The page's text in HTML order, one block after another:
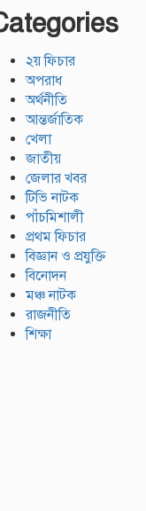
২য় ফিচার
অপরাধ
অর্থনীতি
আন্তর্জাতিক
খেলা
জাতীয়
জেলার খবর
টিভি নাটক
পাঁচমিশালী
প্রথম ফিচার
বিজ্ঞান ও প্রযুক্তি
বিনোদন
মঞ্চ নাটক
রাজনীতি
শিক্ষা